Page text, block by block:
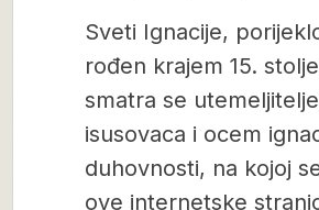
Sveti Ignacije,
rođen krajem 15.
smatra se
isusovaca i ocem
duhovnosti, na kojoj
ove internetske